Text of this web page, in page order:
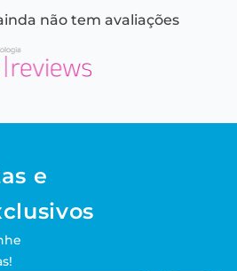
não tem avaliações
e